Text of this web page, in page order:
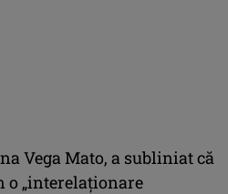
Vega Mato, a subliniat că
„interelaţionare